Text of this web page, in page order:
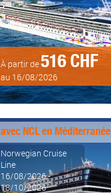
À partir de516 CHF
au 16/08/2026
avec NCL en Méditerranée
Norwegian Cruise
Line
16/08/2026 -
18/10/2026